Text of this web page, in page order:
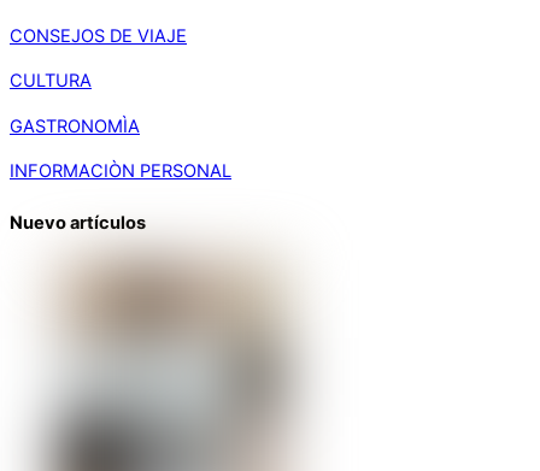
CONSEJOS DE VIAJE
CULTURA
GASTRONOMÌA
INFORMACIÒN PERSONAL
Nuevo artículos